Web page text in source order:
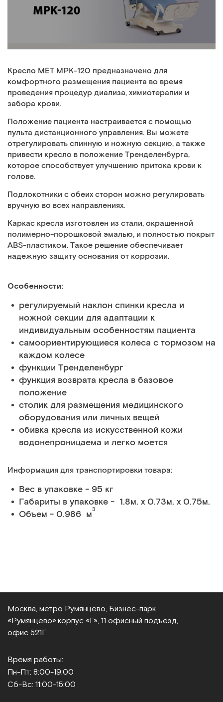
Кресло MET MPK-120 предназначено для
комфортного размещения пациента во время
проведения процедур диализа, химиотерапии и
забора крови.
Положение пациента настраивается с помощью
пульта дистанционного управления. Вы можете
отрегулировать спинную и ножную секцию, а также
привести кресло в положение Тренделенбурга,
которое способствует улучшению притока крови к
голове.
Подлокотники с обеих сторон можно регулировать
вручную во всех направлениях.
Каркас кресла изготовлен из стали, окрашенной
полимерно-порошковой эмалью, и полностью покрыт
ABS-пластиком. Такое решение обеспечивает
надежную защиту основания от коррозии.
Особенности:
регулируемый наклон спинки кресла и
ножной секции для адаптации к
индивидуальным особенностям пациента
самоориентирующиеся колеса с тормозом на
каждом колесе
функции Тренделенбург
функция возврата кресла в базовое
положение
столик для размещения медицинского
оборудования или личных вещей
обивка кресла из искусственной кожи
водонепроницаема и легко моется
Информация для транспортировки товара:
Вес в упаковке - 95 кг
Габариты в упаковке - 1.8м. x 0.73м. x 0.75м.
Объем - 0.986 м3
Москва, метро Румянцево, Бизнес‑парк
«Румянцево», корпус «Г», 11 офисный подъезд,
офис 521Г
Время работы:
Пн-Пт: 8:00-19:00
Сб-Вс: 11:00-15:00